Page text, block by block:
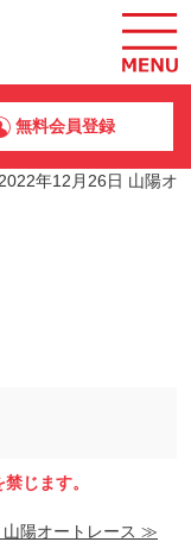
無料会員登録
2022年12月26日 山陽オ
じます。
山陽オートレース ≫